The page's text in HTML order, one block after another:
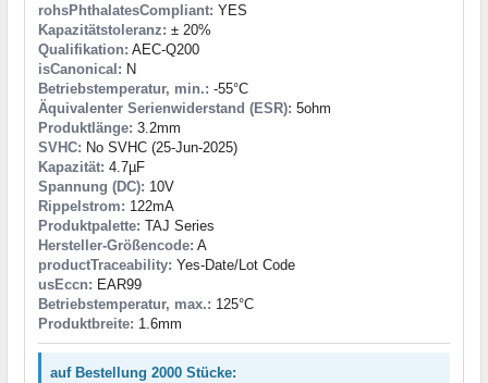
rohsPhthalatesCompliant: YES
Kapazitätstoleranz: ± 20%
Qualifikation: AEC-Q200
isCanonical: N
Betriebstemperatur, min.: -55°C
Äquivalenter Serienwiderstand (ESR): 5ohm
Produktlänge: 3.2mm
SVHC: No SVHC (25-Jun-2025)
Kapazität: 4.7µF
Spannung (DC): 10V
Rippelstrom: 122mA
Produktpalette: TAJ Series
Hersteller-Größencode: A
productTraceability: Yes-Date/Lot Code
usEccn: EAR99
Betriebstemperatur, max.: 125°C
Produktbreite: 1.6mm
auf Bestellung 2000 Stücke: